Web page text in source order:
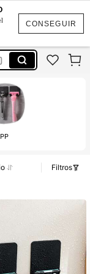
CONSEGUIR
PP
Filtros